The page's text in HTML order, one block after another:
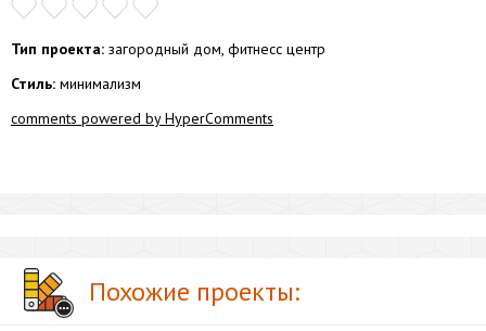
Тип проекта: загородный дом, фитнесс центр
Стиль: минимализм
comments powered by HyperComments
Похожие проекты: